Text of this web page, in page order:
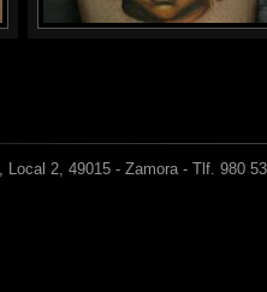
Local 2, 49015 - Zamora - Tlf. 980